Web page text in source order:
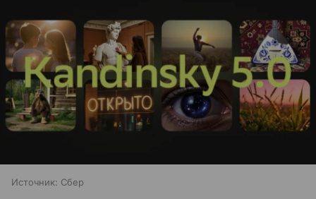
Источник: Сбер